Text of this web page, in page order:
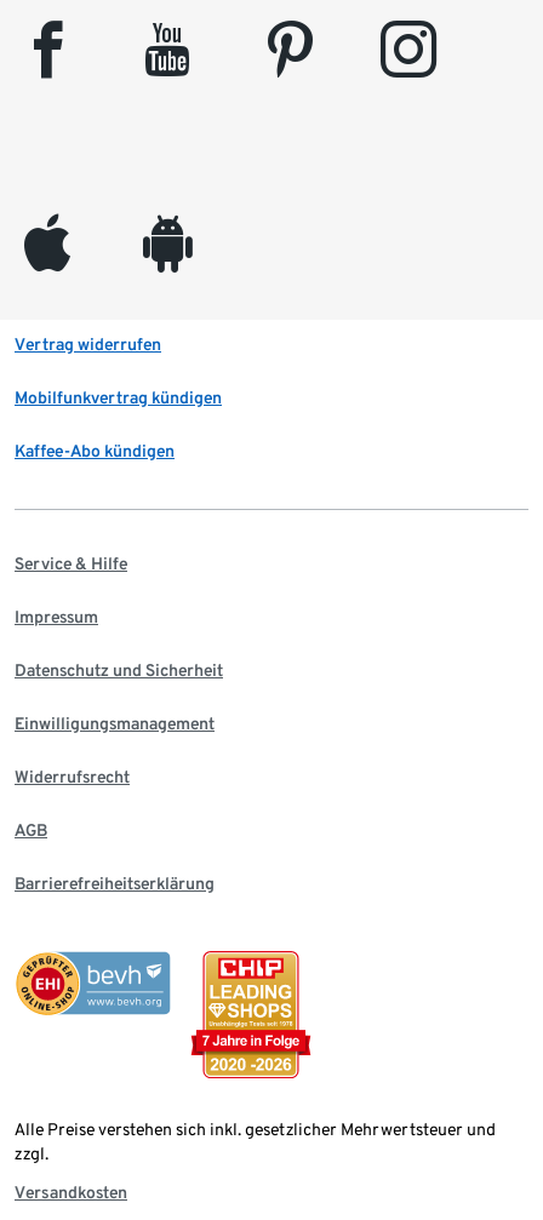
facebook youtube pinterest instagram
appleinc android
Vertrag widerrufen
Mobilfunkvertrag kündigen
Kaffee-Abo kündigen
Service & Hilfe
Impressum
Datenschutz und Sicherheit
Einwilligungsmanagement
Widerrufsrecht
AGB
Barrierefreiheitserklärung
Alle Preise verstehen sich inkl. gesetzlicher Mehrwertsteuer und
zzgl.
Versandkosten